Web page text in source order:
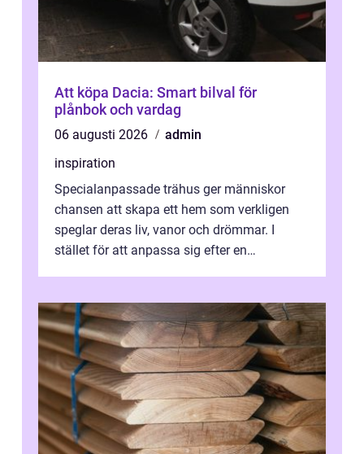
Att köpa Dacia: Smart bilval för
plånbok och vardag
06 augusti 2026
admin
inspiration
Specialanpassade trähus ger människor
chansen att skapa ett hem som verkligen
speglar deras liv, vanor och drömmar. I
stället för att anpassa sig efter en